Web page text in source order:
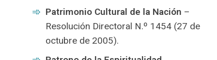
Patrimonio Cultural de la Nación –
Resolución Directoral N.º 1454 (27 de
octubre de 2005).